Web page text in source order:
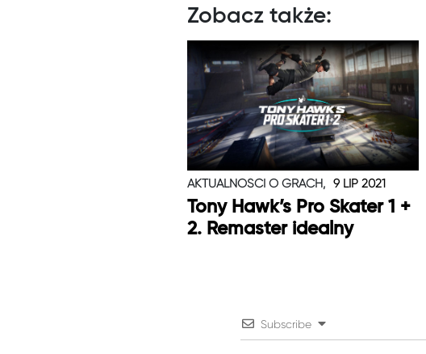
Zobacz także:
AKTUALNOŚCI O GRACH, 9 LIP 2021
Tony Hawk’s Pro Skater 1 +
2. Remaster idealny
Subscribe